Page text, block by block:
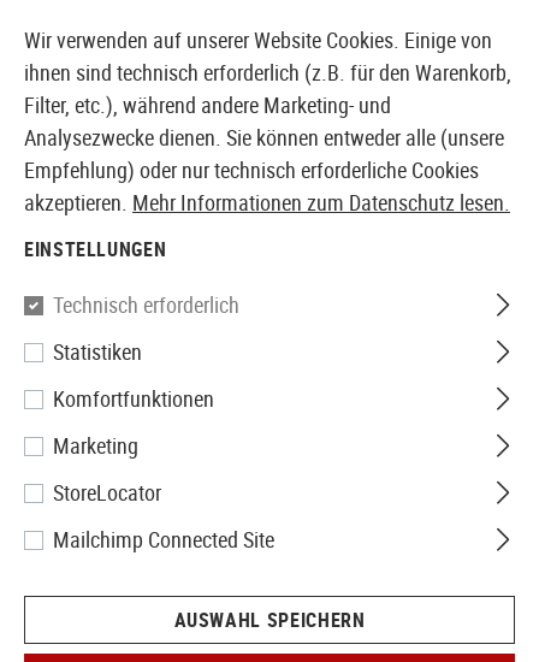
EUROPÄISCHER AIRSOFT SHOP & GROßHÄNDLER
SICHERHEIT &
SCHUTZAUSRÜSTUNG
Wir verwenden auf unserer Website Cookies. Einige von
ihnen sind technisch erforderlich (z.B. für den Warenkorb,
Filter, etc.), während andere Marketing- und
Analysezwecke dienen. Sie können entweder alle (unsere
Empfehlung) oder nur technisch erforderliche Cookies
akzeptieren. Mehr Informationen zum Datenschutz lesen.
EINSTELLUNGEN
Technisch erforderlich
Statistiken
Komfortfunktionen
Marketing
StoreLocator
Mailchimp Connected Site
AUSWAHL SPEICHERN